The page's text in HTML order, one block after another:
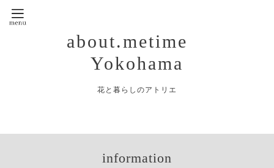
about.metime
Yokohama
花と暮らしのアトリエ
information